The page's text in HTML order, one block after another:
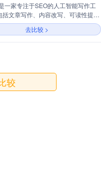
一家专注于SEO的人工智能写作工
括文章写作、内容改写、可读性提
绕过等在内的多种工具，旨在帮助用
质量、搜索引擎优化的内容。
去比较 >
较